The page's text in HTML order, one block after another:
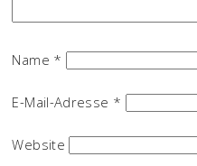
Name *
E-Mail-Adresse *
Website